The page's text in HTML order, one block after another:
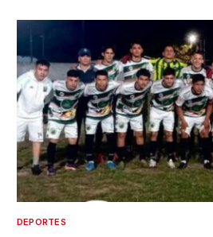
DEPORTES